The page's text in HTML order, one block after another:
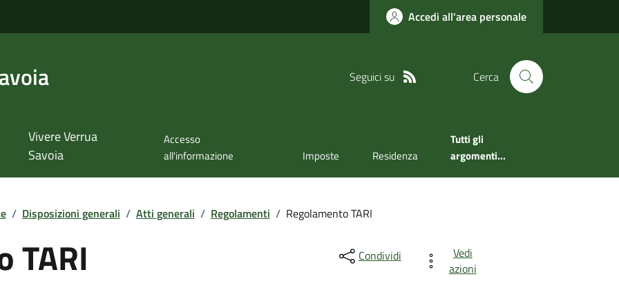
Accedi all'area personale
Seguici su Cerca
Vivere Verrua
Savoia
Accesso
all'informazione
Imposte Residenza
Tutti gli
argomenti...
/ Disposizioni generali / Atti generali / Regolamenti / Regolamento TARI
TARI Condividi
Vedi
azioni